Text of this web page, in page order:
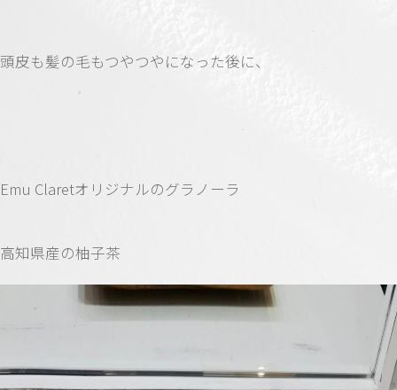
頭皮も髪の毛もつやつやになった後に、
Emu Claretオリジナルのグラノーラ
高知県産の柚子茶